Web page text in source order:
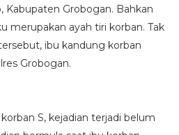
Kabupaten Grobogan. Bahkan
merupakan ayah tiri korban. Tak
ibu kandung korban
Grobogan.
S, kejadian terjadi belum